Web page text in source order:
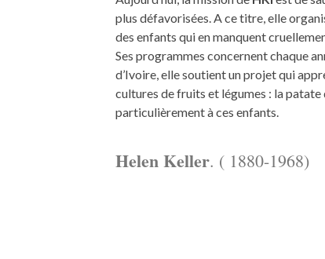
plus défavorisées. A ce titre, elle
des enfants qui en manquent
Ses programmes concernent chaque
d’Ivoire, elle soutient un projet qui
cultures de fruits et légumes : la
particulièrement à ces enfants.
Helen Keller. ( 1880-1968)